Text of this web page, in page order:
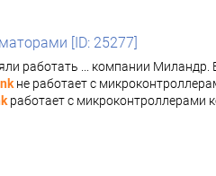
[ID: 25277]
работать ... компании Миландр.
не работает с
работает с микроконтроллерами